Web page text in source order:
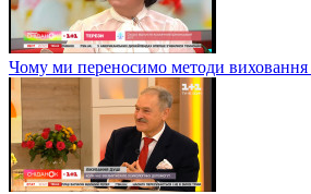
Чому ми переносимо методи виховання